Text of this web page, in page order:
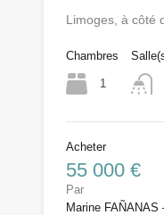
Limoges, à côté
Chambres
1
Acheter
55 000 €
Par
Marine FAÑANAS